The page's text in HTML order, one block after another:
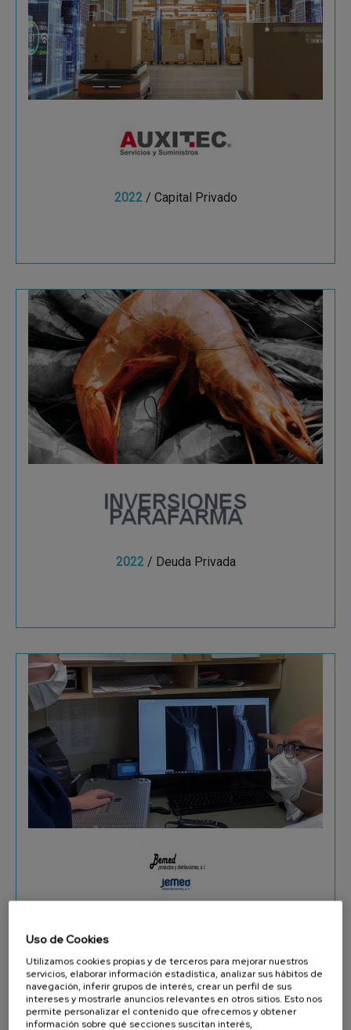
2022/ Capital Privado
Una empresa dedicada a la distribución de
productos principalmente para el mayor
marketplace online a nivel mundial.
Ver más
2022/ Deuda Privada
Inversiones Parafarma,
S.L.
En el sector de la comercialización al por mayor
de pescado y marisco fresco y congelado.
Grupo Bemed-Jemed
Especializada en el área de traumatología,
concretamente en osteosíntesis de extremidad
superior.
Uso de Cookies
Utilizamos cookies propias y de terceros para mejorar nuestros
servicios, elaborar información estadística, analizar sus hábitos de
navegación, inferir grupos de interés, crear un perfil de sus
intereses y mostrarle anuncios relevantes en otros sitios. Esto nos
permite personalizar el contenido que ofrecemos y obtener
información sobre qué secciones suscitan interés,